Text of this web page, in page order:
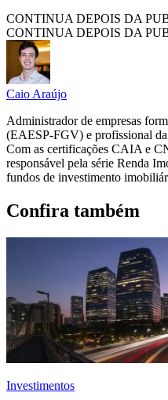
CONTINUA DEPOIS DA
CONTINUA DEPOIS DA
Caio Araújo
Administrador de empresas
(EAESP-FGV) e profissional
Com as certificações CAIA e
responsável pela série Renda
fundos de investimento
Confira também
Investimentos